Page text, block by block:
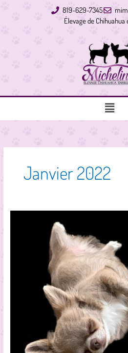
819-629-7345
Élevage de
Main
Menu
Janvier 2022